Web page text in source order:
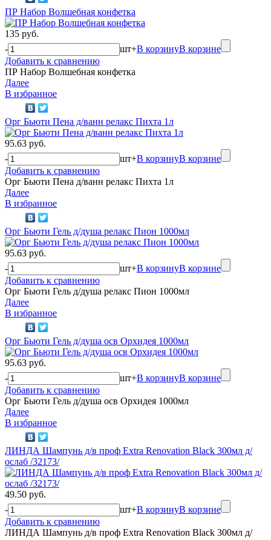
ПР Набор Волшебная конфетка
135 руб.
-
шт+В корзинуВ корзине
Добавить к сравнению
ПР Набор Волшебная конфетка
Далее
В избранное
Орг Бьюти Пена д/ванн релакс Пихта 1л
95.63 руб.
-
шт+В корзинуВ корзине
Добавить к сравнению
Орг Бьюти Пена д/ванн релакс Пихта 1л
Далее
В избранное
Орг Бьюти Гель д/душа релакс Пион 1000мл
95.63 руб.
-
шт+В корзинуВ корзине
Добавить к сравнению
Орг Бьюти Гель д/душа релакс Пион 1000мл
Далее
В избранное
Орг Бьюти Гель д/душа осв Орхидея 1000мл
95.63 руб.
-
шт+В корзинуВ корзине
Добавить к сравнению
Орг Бьюти Гель д/душа осв Орхидея 1000мл
Далее
В избранное
ЛИНДА Шампунь д/в проф Extra Renovation Black 300мл д/
ослаб /32173/
49.50 руб.
-
шт+В корзинуВ корзине
Добавить к сравнению
ЛИНДА Шампунь д/в проф Extra Renovation Black 300мл д/